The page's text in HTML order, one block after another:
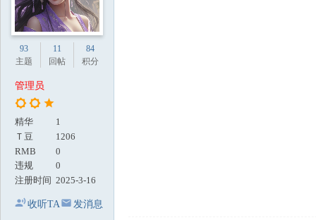
93
主题
11
回帖
84
积分
管理员
精华
1
Ｔ豆
1206
RMB
0
违规
0
注册时间 2025-3-16
收听TA 发消息